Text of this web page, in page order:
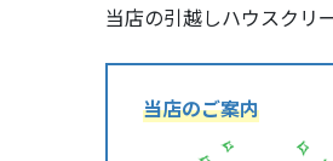
当店の引越しハウスクリ
当店のご案内